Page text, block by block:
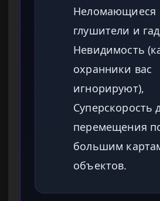
Неломающиеся
глушители и
Невидимость
охранники вас
игнорируют),
Суперскорость
перемещения
большим
объектов.